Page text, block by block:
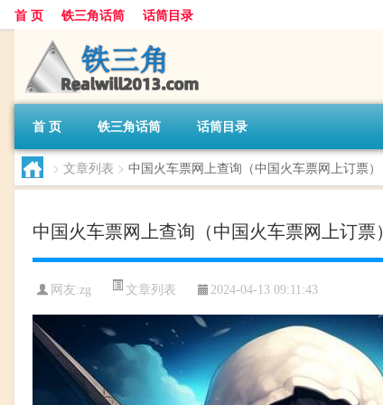
首 页 铁三角话筒 话筒目录
首 页 铁三角话筒 话筒目录
> 文章列表 > 中国火车票网上查询（中国火车票网上订票）
中国火车票网上查询（中国火车票网上订票）
网友:zg 文章列表 2024-04-13 09:11:43